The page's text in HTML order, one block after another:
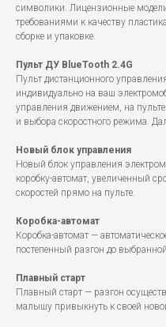
символики. Лицензионные
требованиями к качеству
сборке и упаковке.
Пульт ДУ BlueTooth 2.4G
Пульт дистанционного
индивидуально на ваш
управления движением, на
и выбора скоростного режима.
Новый блок управления
Новый блок управления
коробку-автомат, увеличенный
скоростей прямо на пульте.
Коробка-автомат
Коробка-автомат —
постепенный разгон до
Плавный старт
Плавный старт — разгон
малышу привыкнуть к своей